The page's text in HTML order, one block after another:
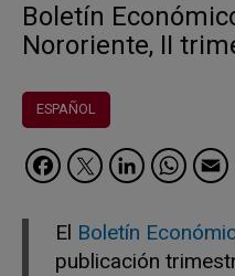
Boletín
Nororiente, II
ESPAÑOL
Facebook
Twitter
El Boletín
publicación